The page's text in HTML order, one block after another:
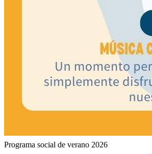
Programa social de verano 2026